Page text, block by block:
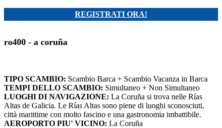
REGISTRATI ORA!
ro400 - a coruña
TIPO SCAMBIO: Scambio Barca + Scambio Vacanza in Barca
TEMPI DELLO SCAMBIO: Simultaneo + Non Simultaneo
LUOGHI DI NAVIGAZIONE: La Coruña si trova nelle Rías
Altas de Galicia. Le Rías Altas sono piene di luoghi sconosciuti,
città marittime con molto fascino e una gastronomia imbattibile.
AEROPORTO PIU' VICINO: La Coruña